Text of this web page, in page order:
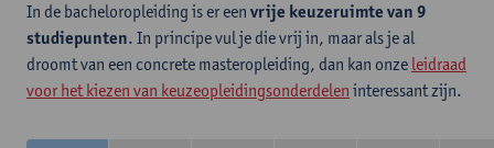
In de bacheloropleiding is er een vrije keuzeruimte van 9
studiepunten. In principe vul je die vrij in, maar als je al
droomt van een concrete masteropleiding, dan kan onze leidraad
voor het kiezen van keuzeopleidingsonderdelen interessant zijn.